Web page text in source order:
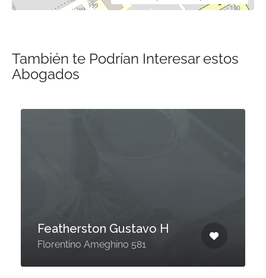
También te Podrían Interesar estos
Abogados
Featherston Gustavo H
Florentino Ameghino 581